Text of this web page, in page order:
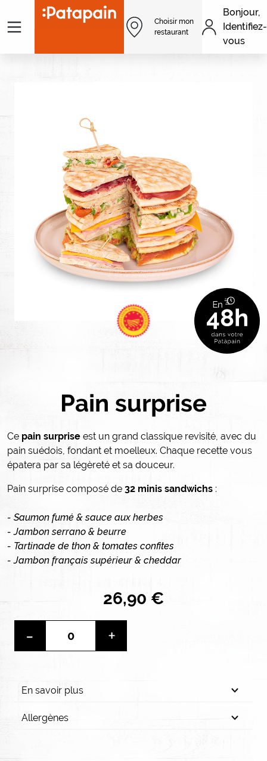
Aller au contenu principal
Menu
Choisir mon
restaurant
Bonjour,
Identifiez-
vous
Pain surprise
Ce pain surprise est un grand classique revisité, avec du
pain suédois, fondant et moelleux. Chaque recette vous
épatera par sa légèreté et sa douceur.
Pain surprise composé de 32 minis sandwichs :
- Saumon fumé & sauce aux herbes
- Jambon serrano & beurre
- Tartinade de thon & tomates confites
- Jambon français supérieur & cheddar
26,90 €
- +
En savoir plus
Allergènes